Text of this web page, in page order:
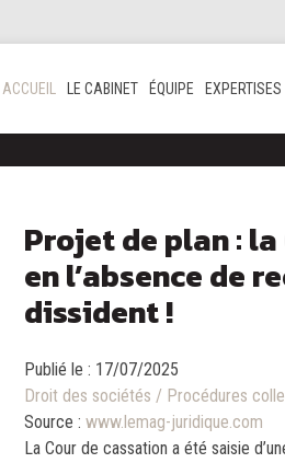
ACCUEIL LE CABINET ÉQUIPE EXPERTISES
Projet de plan :
en l’absence de
dissident !
Publié le : 17/07/2025
Droit des sociétés / Procédures
Source : www.lemag-juridique.com
La Cour de cassation a été saisie